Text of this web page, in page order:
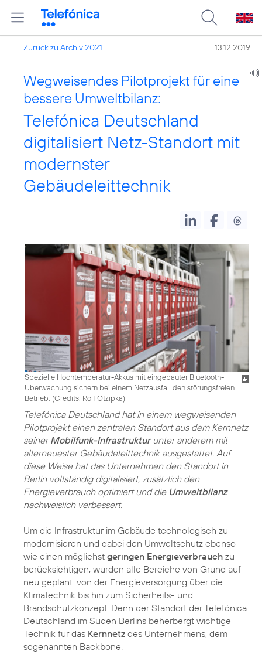
Zurück zu Archiv 2021 13.12.2019
Wegweisendes Pilotprojekt für eine
bessere Umweltbilanz:
Telefónica Deutschland
digitalisiert Netz-Standort mit
modernster
Gebäudeleittechnik
Spezielle Hochtemperatur-Akkus mit eingebauter Bluetooth-
Überwachung sichern bei einem Netzausfall den störungsfreien
Betrieb. (Credits: Rolf Otzipka)
Telefónica Deutschland hat in einem wegweisenden
Pilotprojekt einen zentralen Standort aus dem Kernnetz
seinerMobilfunk-Infrastrukturunter anderem mit
allerneuester Gebäudeleittechnik ausgestattet. Auf
diese Weise hat das Unternehmen den Standort in
Berlin vollständig digitalisiert, zusätzlich den
Energieverbrauch optimiert und die Umweltbilanz
nachweislich verbessert.
Um die Infrastruktur im Gebäude technologisch zu
modernisieren und dabei den Umweltschutz ebenso
wie einen möglichst geringen Energieverbrauch zu
berücksichtigen, wurden alle Bereiche von Grund auf
neu geplant: von der Energieversorgung über die
Klimatechnik bis hin zum Sicherheits- und
Brandschutzkonzept. Denn der Standort der Telefónica
Deutschland im Süden Berlins beherbergt wichtige
Technik für das Kernnetz des Unternehmens, dem
sogenannten Backbone.